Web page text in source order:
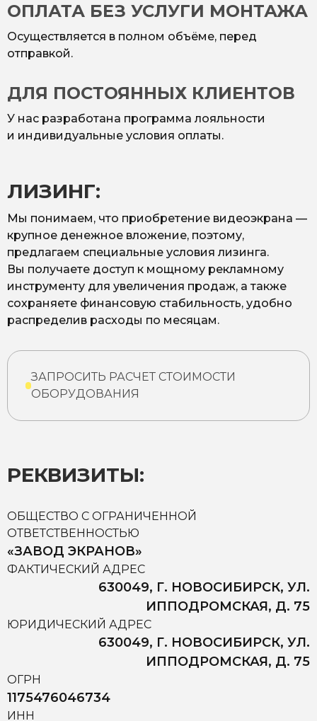
ОПЛАТА БЕЗ УСЛУГИ МОНТАЖА
Осуществляется в полном объёме, перед
отправкой.
ДЛЯ ПОСТОЯННЫХ КЛИЕНТОВ
У нас разработана программа лояльности
и индивидуальные условия оплаты.
ЛИЗИНГ:
Мы понимаем, что приобретение видеоэкрана —
крупное денежное вложение, поэтому,
предлагаем специальные условия лизинга.
Вы получаете доступ к мощному рекламному
инструменту для увеличения продаж, а также
сохраняете финансовую стабильность, удобно
распределив расходы по месяцам.
ЗАПРОСИТЬ РАСЧЕТ СТОИМОСТИ
ОБОРУДОВАНИЯ
РЕКВИЗИТЫ:
ОБЩЕСТВО С ОГРАНИЧЕННОЙ
ОТВЕТСТВЕННОСТЬЮ
«ЗАВОД ЭКРАНОВ»
ФАКТИЧЕСКИЙ АДРЕС
630049, Г. НОВОСИБИРСК, УЛ.
ИППОДРОМСКАЯ, Д. 75
ЮРИДИЧЕСКИЙ АДРЕС
630049, Г. НОВОСИБИРСК, УЛ.
ИППОДРОМСКАЯ, Д. 75
ОГРН
1175476046734
ИНН